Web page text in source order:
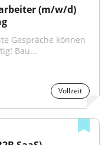
(m/w/d)
Gespräche können
Bau...
Vollzeit